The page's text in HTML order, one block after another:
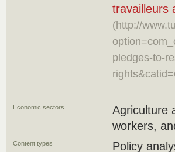
travailleurs
(http://
pledges-to-
Economic sectors
Agriculture
workers,
Content types Policy